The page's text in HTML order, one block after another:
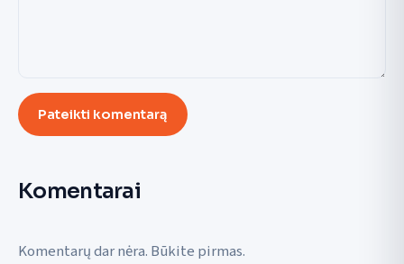
Pateikti komentarą
Komentarai
Komentarų dar nėra. Būkite pirmas.